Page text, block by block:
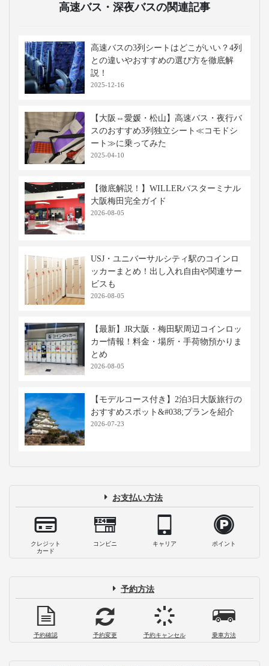
高速バス・深夜バスの関連記事
高速バスの3列シートはどこがいい？4列
との違いやおすすめの選び方を徹底解
説！
2025-12-16
【大阪⇔愛媛・松山】高速バス・夜行バ
スのおすすめ3列独立シート≪コモドシ
ート≫に乗ってみた
2025-04-10
【徹底解説！】WILLERバスターミナル
大阪梅田完全ガイド
2026-08-05
USJ・ユニバーサルシティ駅のコインロ
ッカーまとめ！出し入れ自由や関連サー
ビスも
2026-08-05
【最新】JR大阪・梅田駅周辺コインロッ
カー情報！料金・場所・手荷物預かりま
とめ
2026-08-05
【モデルコース付き】2泊3日大阪旅行の
おすすめスポット&#038;プランを紹介
2026-07-23
お支払い方法
クレジット
カード
コンビニ キャリア ポイント
予約方法
予約確認 予約変更 予約キャンセル 乗車方法